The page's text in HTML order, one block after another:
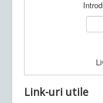
Link-uri utile